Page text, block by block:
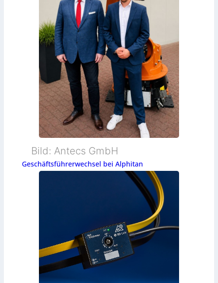
Bild: Antecs GmbH
Geschäftsführerwechsel bei Alphitan